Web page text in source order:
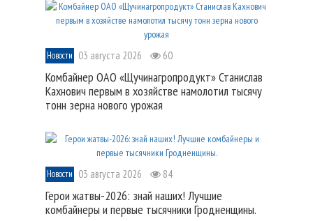
Новости 03 августа 2026 60
Комбайнер ОАО «Щучинагропродукт» Станислав
Кахнович первым в хозяйстве намолотил тысячу
тонн зерна нового урожая
Новости 03 августа 2026 84
Герои жатвы-2026: знай наших! Лучшие
комбайнеры и первые тысячники Гродненщины.